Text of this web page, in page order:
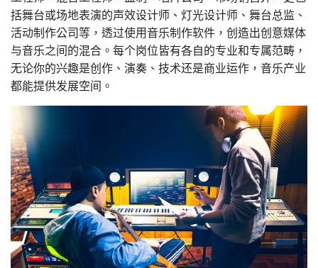
括舞台或场地表演的声效设计师、灯光设计师、舞台总监、
活动制作公司等，透过使用音乐制作软件，创造出创意媒体
与音乐之间的混合。每个岗位皆有各自的专业和专属范畴，
无论你的兴趣是创作、演奏、技术还是商业运作，音乐产业
都能提供发展空间。